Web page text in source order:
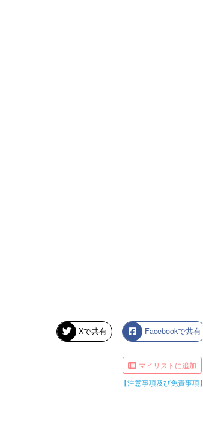
Xで共有 Facebookで共有
マイリストに追加
【注意事項及び免責事項】